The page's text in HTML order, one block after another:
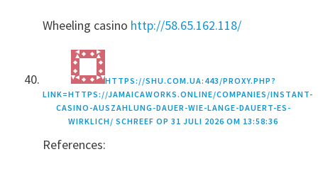
Wheeling casino http://58.65.162.118/
HTTPS://SHU.COM.UA:443/PROXY.PHP?
LINK=HTTPS://JAMAICAWORKS.ONLINE/COMPANIES/INSTANT-
CASINO-AUSZAHLUNG-DAUER-WIE-LANGE-DAUERT-ES-
WIRKLICH/ SCHREEF OP 31 JULI 2026 OM 13:58:36
References: